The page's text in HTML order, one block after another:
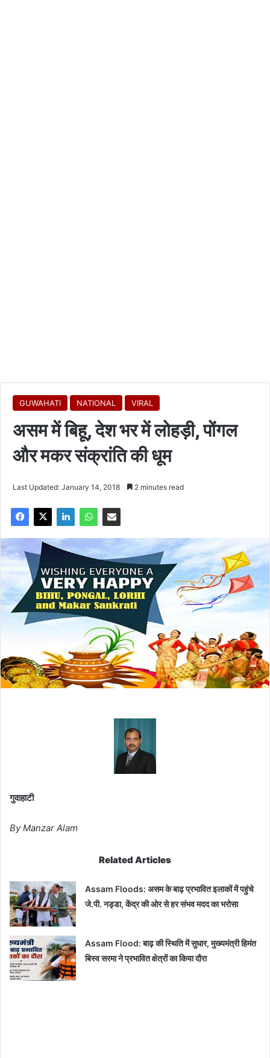
GUWAHATI NATIONAL VIRAL
असम में बिहू, देश भर में लोहड़ी, पोंगल
और मकर संक्रांति की धूम
Last Updated: January 14, 2018 2 minutes read
गुवाहाटी
By Manzar Alam
Related Articles
Assam Floods: असम के बाढ़ प्रभावित इलाकों में पहुंचे
जे.पी. नड्डा, केंद्र की ओर से हर संभव मदद का भरोसा
Assam Flood: बाढ़ की स्थिति में सुधार, मुख्यमंत्री हिमंत
बिस्व सरमा ने प्रभावित क्षेत्रों का किया दौरा